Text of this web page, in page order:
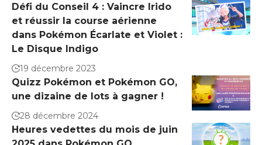
Défi du Conseil 4 : Vaincre Irido
et réussir la course aérienne
dans Pokémon Écarlate et Violet :
Le Disque Indigo
19 décembre 2023
Quizz Pokémon et Pokémon GO,
une dizaine de lots à gagner !
28 décembre 2024
Heures vedettes du mois de juin